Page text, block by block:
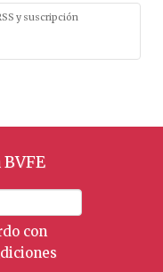
y suscripción
con